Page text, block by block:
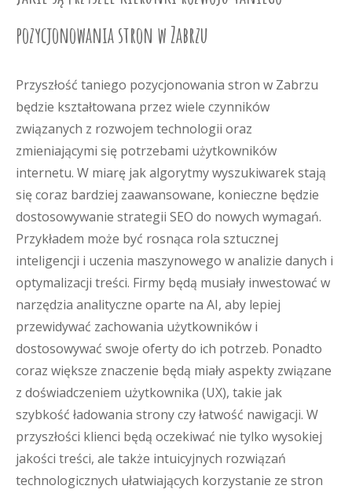
pozycjonowania stron w Zabrzu
Przyszłość taniego pozycjonowania stron w Zabrzu
będzie kształtowana przez wiele czynników
związanych z rozwojem technologii oraz
zmieniającymi się potrzebami użytkowników
internetu. W miarę jak algorytmy wyszukiwarek stają
się coraz bardziej zaawansowane, konieczne będzie
dostosowywanie strategii SEO do nowych wymagań.
Przykładem może być rosnąca rola sztucznej
inteligencji i uczenia maszynowego w analizie danych i
optymalizacji treści. Firmy będą musiały inwestować w
narzędzia analityczne oparte na AI, aby lepiej
przewidywać zachowania użytkowników i
dostosowywać swoje oferty do ich potrzeb. Ponadto
coraz większe znaczenie będą miały aspekty związane
z doświadczeniem użytkownika (UX), takie jak
szybkość ładowania strony czy łatwość nawigacji. W
przyszłości klienci będą oczekiwać nie tylko wysokiej
jakości treści, ale także intuicyjnych rozwiązań
technologicznych ułatwiających korzystanie ze stron